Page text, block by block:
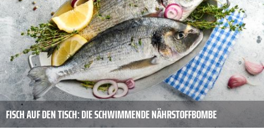
FISCH AUF DEN TISCH: DIE SCHWIMMENDE NÄHRSTOFFBOMBE